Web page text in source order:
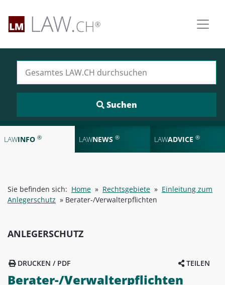
LAWINFO ® LAWNEWS ® LAWADVICE ®
Sie befinden sich: Home » Rechtsgebiete » Einleitung zum
Anlegerschutz » Berater-/Verwalterpflichten
ANLEGERSCHUTZ
TEILEN
DRUCKEN / PDF
Berater-/Verwalterpflichten